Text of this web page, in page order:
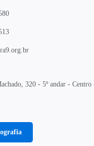
320 - 5º andar -